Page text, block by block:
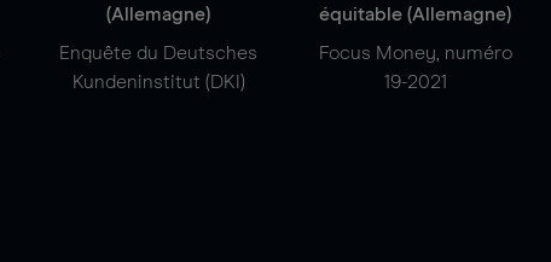
(Allemagne)
Enquête du Deutsches
Kundeninstitut (DKI)
équitable (Allemagne)
Focus Money, numéro
19-2021